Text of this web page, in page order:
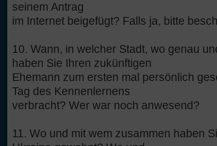
seinem Antrag
im Internet beigefügt? Falls ja, bitte
10. Wann, in welcher Stadt, wo genau
haben Sie Ihren zukünftigen
Ehemann zum ersten mal persönlich
Tag des Kennenlernens
verbracht? Wer war noch anwesend?
11. Wo und mit wem zusammen haben